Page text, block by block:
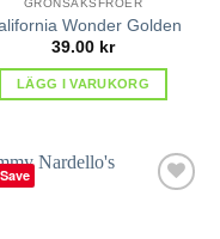
GRÖNSAKSFRÖER
Wonder Golden
39.00 kr
LÄGG I VARUKORG
Save